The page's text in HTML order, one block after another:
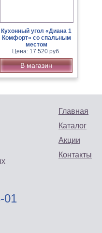
Кухонный угол «Диана 1
Комфорт» со спальным
местом
Цена: 17 520 руб.
В магазин
Главная
Каталог
Акции
Контакты
01